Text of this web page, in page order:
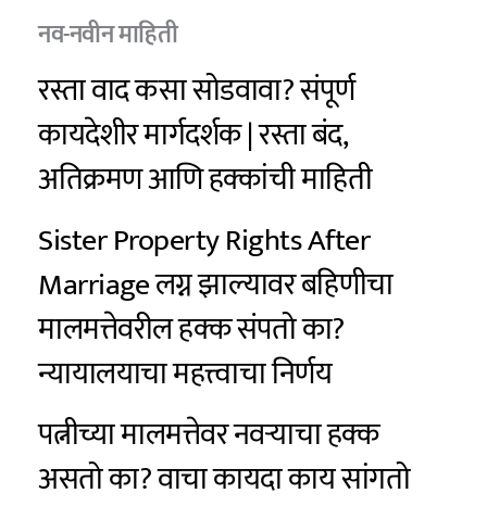
नव-नवीन माहिती
रस्ता वाद कसा सोडवावा? संपूर्ण
कायदेशीर मार्गदर्शक | रस्ता बंद,
अतिक्रमण आणि हक्कांची माहिती
Sister Property Rights After
Marriage लग्न झाल्यावर बहिणीचा
मालमत्तेवरील हक्क संपतो का?
न्यायालयाचा महत्त्वाचा निर्णय
पत्नीच्या मालमत्तेवर नवऱ्याचा हक्क
असतो का? वाचा कायदा काय सांगतो